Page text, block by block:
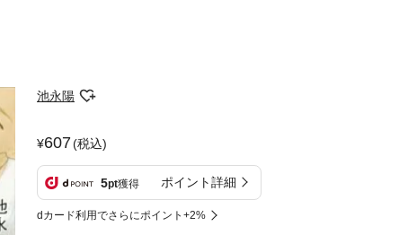
池永陽
607(税込)
5pt獲得 ポイント詳細
dカード利用でさらにポイント+2%